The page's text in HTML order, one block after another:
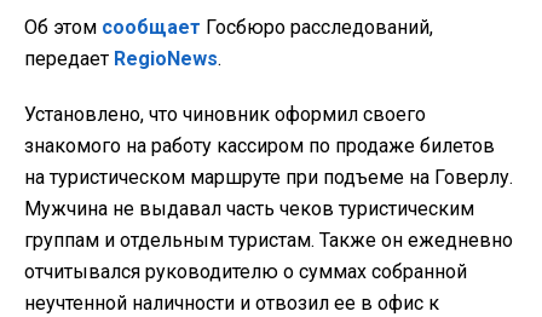
Об этом сообщает Госбюро расследований,
передает RegioNews.
Установлено, что чиновник оформил своего
знакомого на работу кассиром по продаже билетов
на туристическом маршруте при подъеме на Говерлу.
Мужчина не выдавал часть чеков туристическим
группам и отдельным туристам. Также он ежедневно
отчитывался руководителю о суммах собранной
неучтенной наличности и отвозил ее в офис к